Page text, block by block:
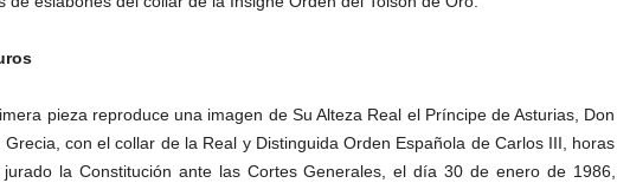
pieza reproduce una imagen de Su Alteza Real el Príncipe de Asturias, Don
con el collar de la Real y Distinguida Orden Española de Carlos III, horas
la Constitución ante las Cortes Generales, el día 30 de enero de 1986,